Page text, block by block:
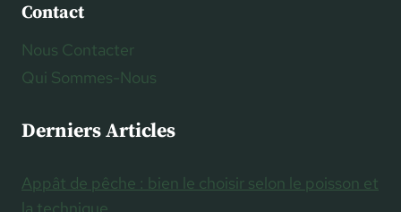
Contact
Nous Contacter
Qui Sommes-Nous
Derniers Articles
Appât de pêche : bien le choisir selon le poisson et